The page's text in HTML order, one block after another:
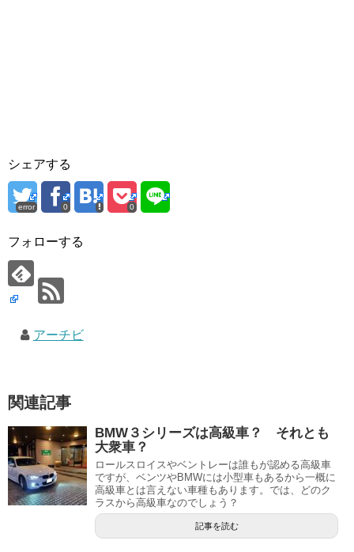
シェアする
error 0 0
フォローする
アーチビ
関連記事
BMW３シリーズは高級車？ それとも
大衆車？
ロールスロイスやベントレーは誰もが認める高級車
ですが、ベンツやBMWには小型車もあるから一概に
高級車とは言えない車種もあります。では、どのク
ラスから高級車なのでしょう？
記事を読む